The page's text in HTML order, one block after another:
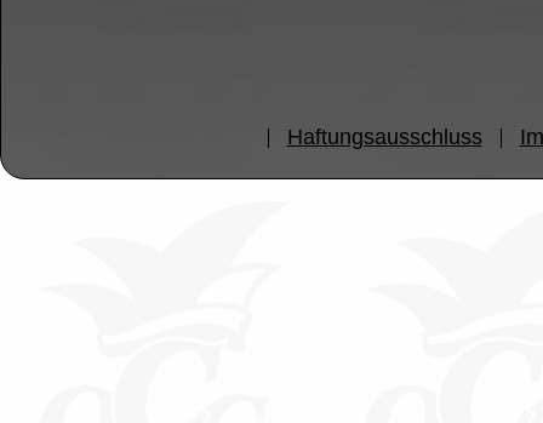
Haftungsausschluss